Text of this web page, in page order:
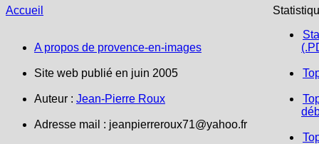
Accueil
A propos de provence-en-images
Site web publié en juin 2005
Auteur : Jean-Pierre Roux
Adresse mail : jeanpierreroux71@yahoo.fr